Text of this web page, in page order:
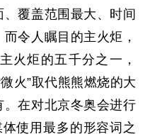
覆盖范围最大、时间
令人瞩目的主火炬，
火炬的五千分之一，
火”取代熊熊燃烧的大
在对北京冬奥会进行
使用最多的形容词之